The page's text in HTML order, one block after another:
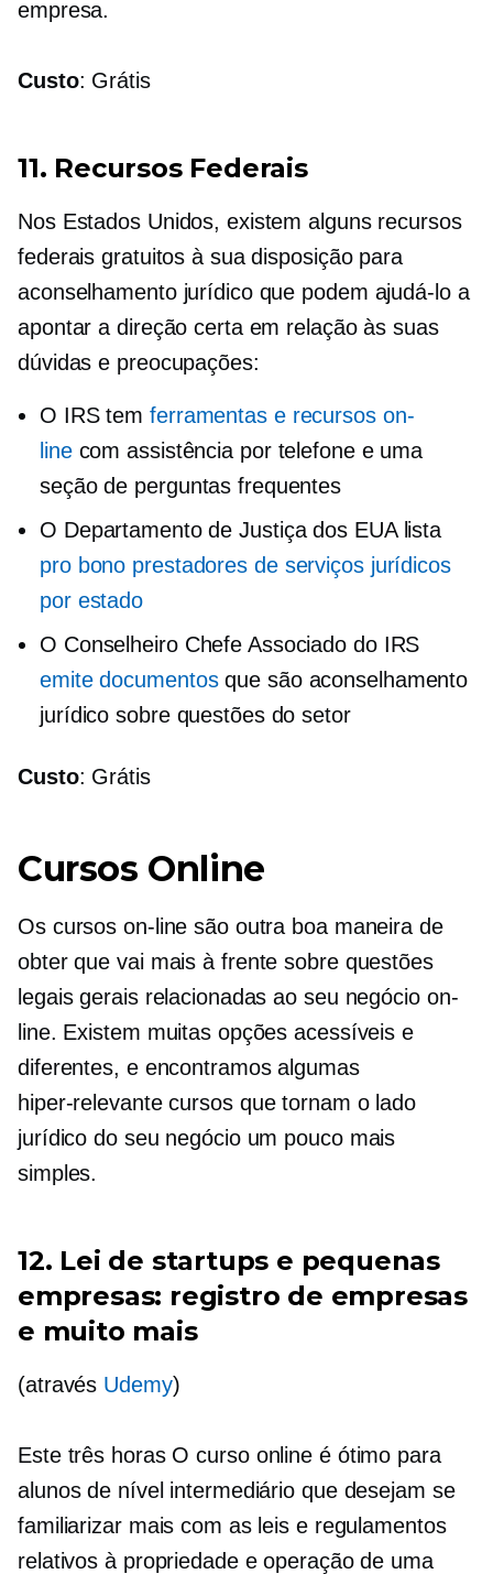
empresa.
Custo: Grátis
11. Recursos Federais
Nos Estados Unidos, existem alguns recursos
federais gratuitos à sua disposição para
aconselhamento jurídico que podem ajudá-lo a
apontar a direção certa em relação às suas
dúvidas e preocupações:
O IRS temferramentas e recursos on-
linecom assistência por telefone e uma
seção de perguntas frequentes
O Departamento de Justiça dos EUA lista
pro bono prestadores de serviços jurídicos
por estado
O Conselheiro Chefe Associado do IRS
emite documentosque são aconselhamento
jurídico sobre questões do setor
Custo: Grátis
Cursos Online
Os cursos on-line são outra boa maneira de
obterque vai mais à frente sobre questões
legais gerais relacionadas ao seu negócio on-
line. Existem muitas opções acessíveis e
diferentes, e encontramos algumas
hiper-relevantecursos que tornam o lado
jurídico do seu negócio um pouco mais
simples.
12. Lei de startups e pequenas
empresas: registro de empresas
e muito mais
(através Udemy)
Este três horasO curso online é ótimo para
alunos de nível intermediário que desejam se
familiarizar mais com as leis e regulamentos
relativos à propriedade e operação de uma